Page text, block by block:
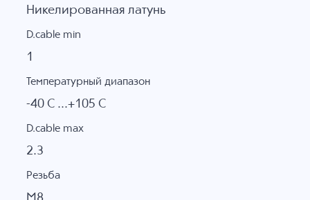
Никелированная латунь
D.cable min
1
Температурный диапазон
-40 C ...+105 C
D.cable max
2.3
Резьба